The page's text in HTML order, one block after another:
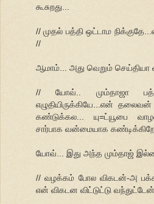
கூசுறது...
// முதல் பத்தி ஒட்டாம
//
ஆமாம்... அது வெறும் செய்தியா
// யோவ்.. மும்தாஜா
எழுதியிருக்கியே...என்
கண்டுக்கல... யு=ட்யூபை
சார்பாக வன்மையாக
யோவ்... இது அந்த மும்தாஜ்
// வழக்கம் போல விகடன்-அ
என் விகடன விட்டுட்டு